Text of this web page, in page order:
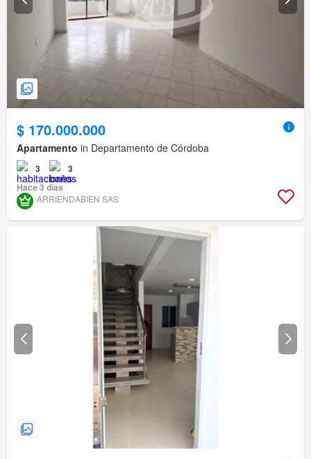
$ 170.000.000
Apartamento in Departamento de Córdoba
3
3
Hace 3 días
ARRIENDABIEN SAS